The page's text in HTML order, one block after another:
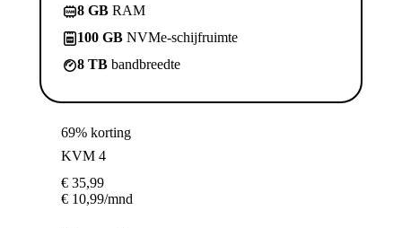
8 GB RAM
100 GB NVMe-schijfruimte
8 TB bandbreedte
69% korting
KVM 4
€ 35,99
€ 10,99/mnd